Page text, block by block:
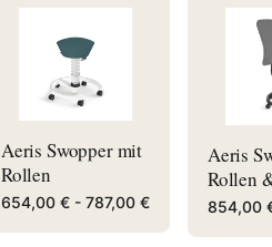
Aeris Swopper mit
Rollen
654,00 € - 787,00 €
Aeris
Rollen
854,00